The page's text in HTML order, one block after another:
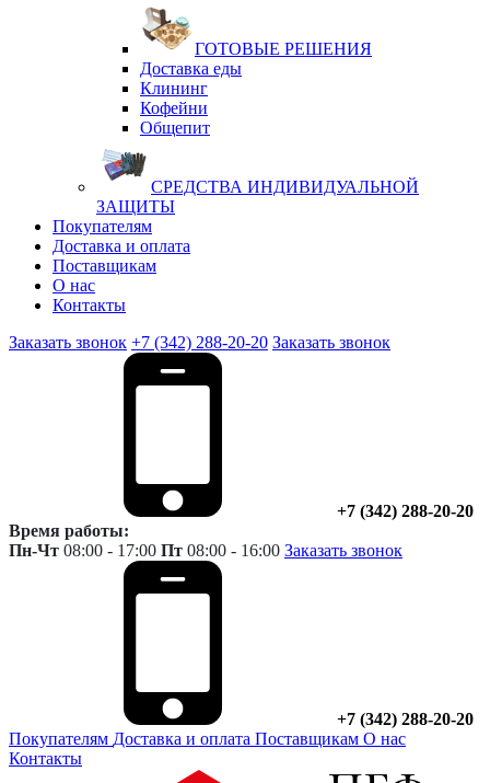
ГОТОВЫЕ РЕШЕНИЯ
Доставка еды
Клининг
Кофейни
Общепит
СРЕДСТВА ИНДИВИДУАЛЬНОЙ
ЗАЩИТЫ
Покупателям
Доставка и оплата
Поставщикам
О нас
Контакты
Заказать звонок +7 (342) 288-20-20 Заказать звонок
+7 (342) 288-20-20
Время работы:
Пн-Чт 08:00 - 17:00 Пт 08:00 - 16:00 Заказать звонок
+7 (342) 288-20-20
Покупателям Доставка и оплата Поставщикам О нас
Контакты